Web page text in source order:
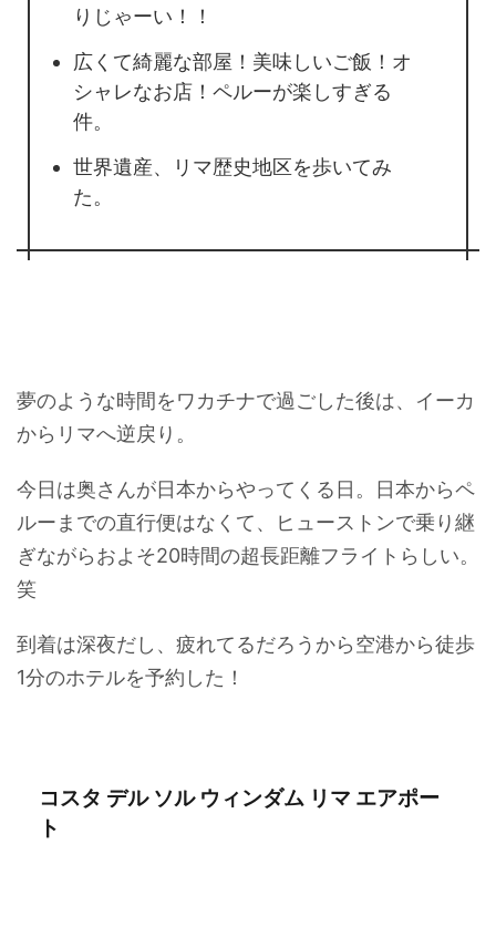
りじゃーい！！
広くて綺麗な部屋！美味しいご飯！オ
シャレなお店！ペルーが楽しすぎる
件。
世界遺産、リマ歴史地区を歩いてみ
た。
夢のような時間をワカチナで過ごした後は、イーカ
からリマへ逆戻り。
今日は奥さんが日本からやってくる日。日本からペ
ルーまでの直行便はなくて、ヒューストンで乗り継
ぎながらおよそ20時間の超長距離フライトらしい。
笑
到着は深夜だし、疲れてるだろうから空港から徒歩
1分のホテルを予約した！
コスタ デル ソル ウィンダム リマ エアポー
ト